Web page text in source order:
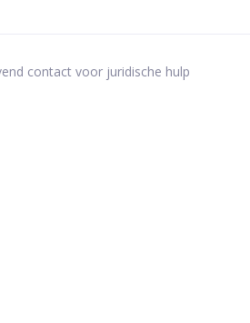
contact voor juridische hulp